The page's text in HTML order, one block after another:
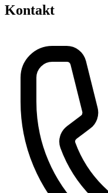
Kontakt